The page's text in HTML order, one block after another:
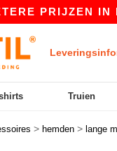
IN DE
Truien
> hemden > lange